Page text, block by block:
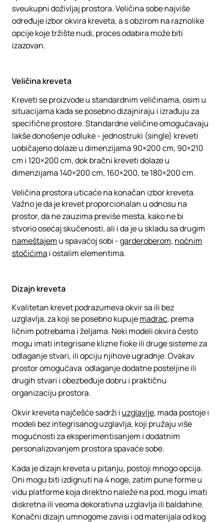
sveukupni doživljaj prostora. Veličina sobe najviše
određuje izbor okvira kreveta, a s obzirom na raznolike
opcije koje tržište nudi, proces odabira može biti
izazovan.
Veličina kreveta
Kreveti se proizvode u standardnim veličinama, osim u
situacijama kada se posebno dizajniraju i izrađuju za
specifične prostore. Standardne veličine omogućavaju
lakše donošenje odluke - jednostruki (single) kreveti
uobičajeno dolaze u dimenzijama 90×200 cm, 90×210
cm i 120×200 cm, dok bračni kreveti dolaze u
dimenzijama 140×200 cm, 160×200, te 180×200 cm.
Veličina prostora uticaće na konačan izbor kreveta.
Važno je da je krevet proporcionalan u odnosu na
prostor, da ne zauzima previše mesta, kako ne bi
stvorio osećaj skučenosti, ali i da je u skladu sa drugim
nameštajem u spavaćoj sobi -garderoberom, noćnim
stočićima i ostalim elementima.
Dizajn kreveta
Kvalitetan krevet podrazumeva okvir sa ili bez
uzglavlja, za koji se posebno kupujemadrac, prema
ličnim potrebama i željama. Neki modeli okvira često
mogu imati integrisane klizne fioke ili druge sisteme za
odlaganje stvari, ili opciju njihove ugradnje. Ovakav
prostor omogućava odlaganje dodatne posteljine ili
drugih stvari i obezbeđuje dobru i praktičnu
organizaciju prostora.
Okvir kreveta najčešće sadrži i uzglavlje, mada postoje i
modeli bez integrisanog uzglavlja, koji pružaju više
mogućnosti za eksperimentisanjem i dodatnim
personalizovanjem prostora spavaće sobe.
Kada je dizajn kreveta u pitanju, postoji mnogo opcija.
Oni mogu biti izdignuti na 4 noge, zatim pune forme u
vidu platforme koja direktno naleže na pod, mogu imati
diskretna ili veoma dekorativna uzglavlja ili baldahine.
Konačni dizajn umnogome zavisi i od materijala od kog